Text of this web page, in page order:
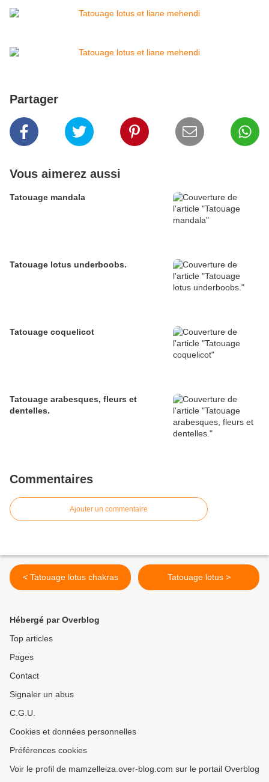
Partager
Vous aimerez aussi
Tatouage mandala
Tatouage lotus underboobs.
Tatouage coquelicot
Tatouage arabesques, fleurs et
dentelles.
Commentaires
Ajouter un commentaire
< Tatouage lotus chakras Tatouage lotus >
Hébergé par Overblog
Top articles
Pages
Contact
Signaler un abus
C.G.U.
Cookies et données personnelles
Préférences cookies
Voir le profil de mamzelleiza.over-blog.com sur le portail Overblog